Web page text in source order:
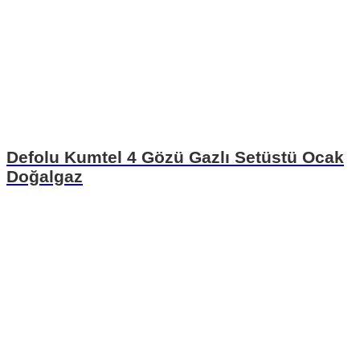
Defolu Kumtel 4 Gözü Gazlı Setüstü Ocak
Doğalgaz